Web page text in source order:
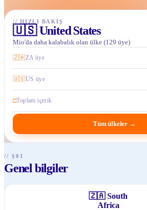
// HIZLI BAKIŞ
🇺🇸 United States
Mio'da daha kalabalık olan ülke (129 üye)
🇿🇦ZA üye
🇺🇸US üye
□Toplam içerik
Tüm ülkeler →
// §01
Genel bilgiler
🇿🇦 South
Africa